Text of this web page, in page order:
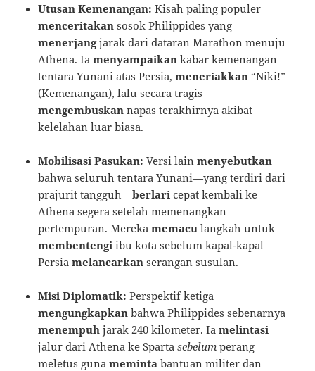
Utusan Kemenangan: Kisah paling populer
menceritakan sosok Philippides yang
menerjangjarak dari dataran Marathon menuju
Athena. Iamenyampaikan kabar kemenangan
tentara Yunani atas Persia,meneriakkan “Niki!”
(Kemenangan), lalu secara tragis
mengembuskan napas terakhirnya akibat
kelelahan luar biasa.
Mobilisasi Pasukan: Versi lainmenyebutkan
bahwa seluruh tentara Yunani—yang terdiri dari
prajurit tangguh—berlari cepat kembali ke
Athena segera setelah memenangkan
pertempuran. Merekamemacu langkah untuk
membentengi ibu kota sebelum kapal-kapal
Persiamelancarkan serangan susulan.
Misi Diplomatik: Perspektif ketiga
mengungkapkan bahwa Philippides sebenarnya
menempuh jarak 240 kilometer. Iamelintasi
jalur dari Athena ke Spartasebelum perang
meletus gunameminta bantuan militer dan